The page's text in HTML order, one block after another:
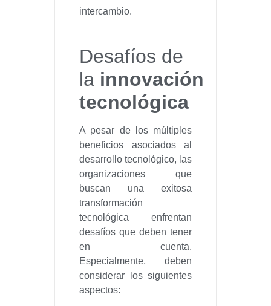
intercambio.
Desafíos de
la innovación
tecnológica
A pesar de los múltiples
beneficios asociados al
desarrollo tecnológico, las
organizaciones que
buscan una exitosa
transformación
tecnológica enfrentan
desafíos que deben tener
en cuenta.
Especialmente, deben
considerar los siguientes
aspectos: